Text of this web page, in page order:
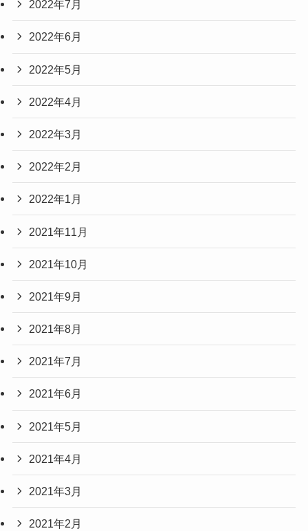
2022年7月
2022年6月
2022年5月
2022年4月
2022年3月
2022年2月
2022年1月
2021年11月
2021年10月
2021年9月
2021年8月
2021年7月
2021年6月
2021年5月
2021年4月
2021年3月
2021年2月